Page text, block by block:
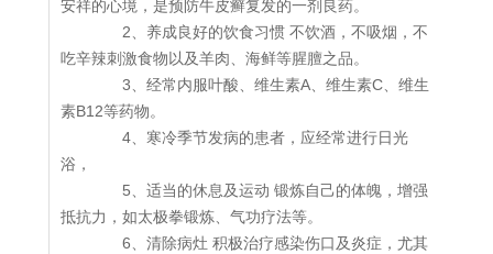
安祥的心境，是预防牛皮癣复发的一剂良药。
2、养成良好的饮食习惯 不饮酒，不吸烟，不
吃辛辣刺激食物以及羊肉、海鲜等腥膻之品。
3、经常内服叶酸、维生素A、维生素C、维生
素B12等药物。
4、寒冷季节发病的患者，应经常进行日光
浴，
5、适当的休息及运动 锻炼自己的体魄，增强
抵抗力，如太极拳锻炼、气功疗法等。
6、清除病灶 积极治疗感染伤口及炎症，尤其